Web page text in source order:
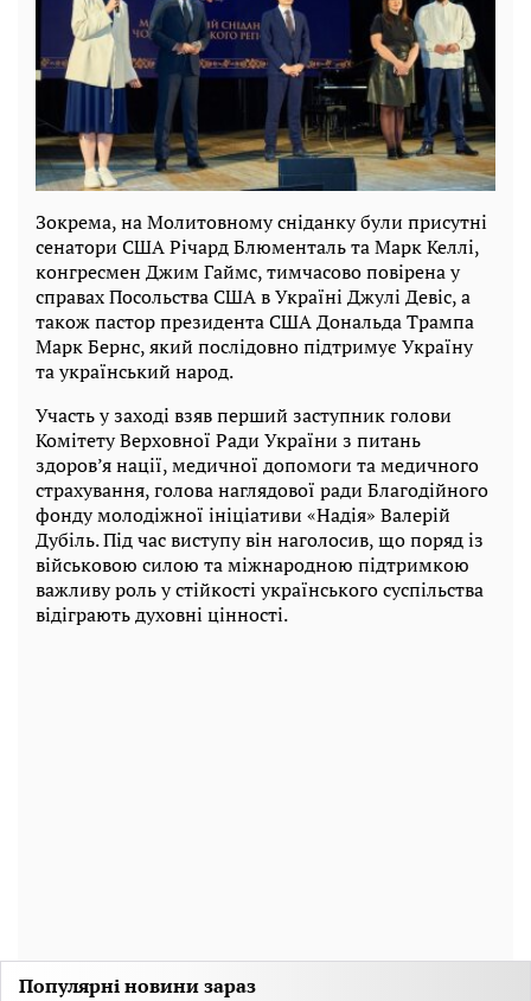
Зокрема, на Молитовному сніданку були присутні
сенатори США Річард Блюменталь та Марк Келлі,
конгресмен Джим Гаймс, тимчасово повірена у
справах Посольства США в Україні Джулі Девіс, а
також пастор президента США Дональда Трампа
Марк Бернс, який послідовно підтримує Україну
та український народ.
Участь у заході взяв перший заступник голови
Комітету Верховної Ради України з питань
здоров’я нації, медичної допомоги та медичного
страхування, голова наглядової ради Благодійного
фонду молодіжної ініціативи «Надія» Валерій
Дубіль. Під час виступу він наголосив, що поряд із
військовою силою та міжнародною підтримкою
важливу роль у стійкості українського суспільства
відіграють духовні цінності.
Популярні новини зараз